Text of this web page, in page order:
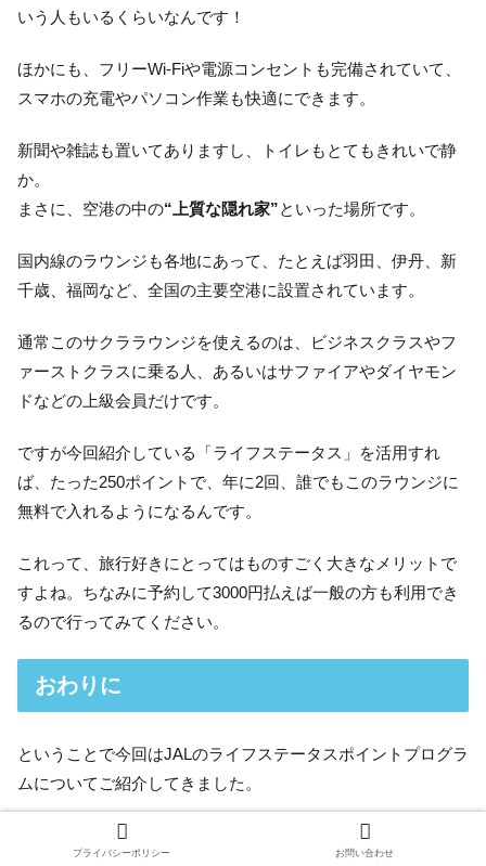
いう人もいるくらいなんです！
ほかにも、フリーWi-Fiや電源コンセントも完備されていて、
スマホの充電やパソコン作業も快適にできます。
新聞や雑誌も置いてありますし、トイレもとてもきれいで静
か。
まさに、空港の中の“上質な隠れ家”といった場所です。
国内線のラウンジも各地にあって、たとえば羽田、伊丹、新
千歳、福岡など、全国の主要空港に設置されています。
通常このサクララウンジを使えるのは、ビジネスクラスやフ
ァーストクラスに乗る人、あるいはサファイアやダイヤモン
ドなどの上級会員だけです。
ですが今回紹介している「ライフステータス」を活用すれ
ば、たった250ポイントで、年に2回、誰でもこのラウンジに
無料で入れるようになるんです。
これって、旅行好きにとってはものすごく大きなメリットで
すよね。ちなみに予約して3000円払えば一般の方も利用でき
るので行ってみてください。
おわりに
ということで今回はJALのライフステータスポイントプログラ
ムについてご紹介してきました。
サファイアやダイヤモンドなどのフライオンプログラムとの
プライバシーポリシー お問い合わせ